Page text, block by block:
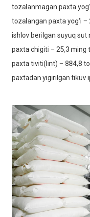
tozalanmagan paxta
tozalangan paxta yog‘i –
ishlov berilgan suyuq
paxta chigiti – 25,3 ming
paxta tiviti(lint) – 884,8
paxtadan yigirilgan tikuv